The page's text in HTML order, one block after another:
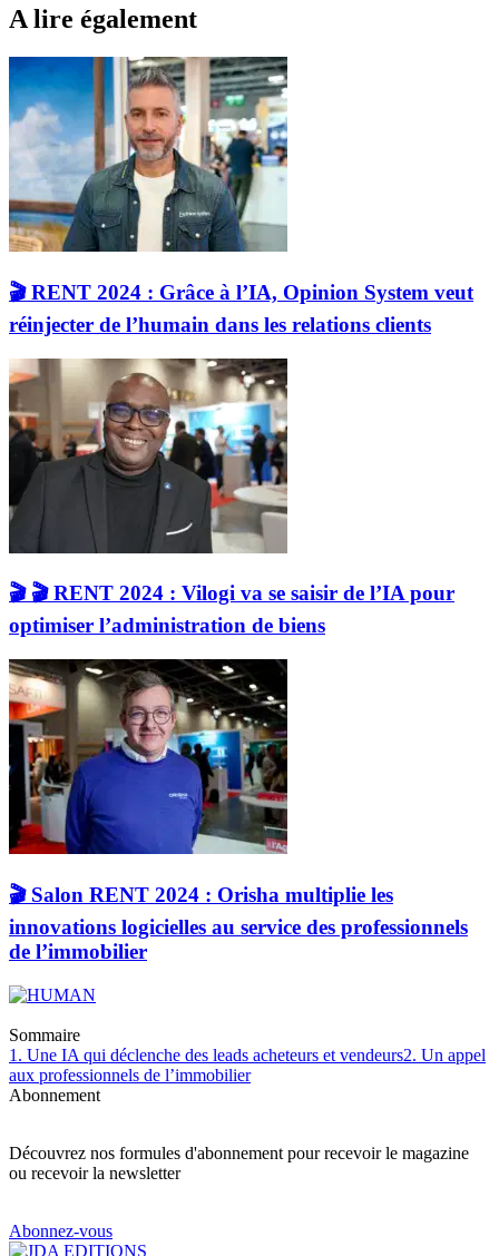
A lire également
🎬 RENT 2024 : Grâce à l’IA, Opinion System veut
réinjecter de l’humain dans les relations clients
🎬 🎬 RENT 2024 : Vilogi va se saisir de l’IA pour
optimiser l’administration de biens
🎬 Salon RENT 2024 : Orisha multiplie les
innovations logicielles au service des professionnels
de l’immobilier
Sommaire
1. Une IA qui déclenche des leads acheteurs et vendeurs2. Un appel
aux professionnels de l’immobilier
Abonnement
Découvrez nos formules d'abonnement pour recevoir le magazine
ou recevoir la newsletter
Abonnez-vous